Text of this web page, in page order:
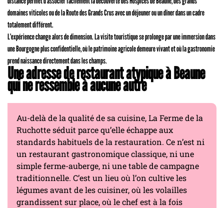
domaines viticoles ou de la Route des Grands Crus avec un déjeuner ou un dîner dans un cadre
totalement différent.
L’expérience change alors de dimension. La visite touristique se prolonge par une immersion dans
une Bourgogne plus confidentielle, où le patrimoine agricole demeure vivant et où la gastronomie
prend naissance directement dans les champs.
Une adresse de restaurant atypique à Beaune
qui ne ressemble à aucune autre
Au-delà de la qualité de sa cuisine, La Ferme de la
Ruchotte séduit parce qu’elle échappe aux
standards habituels de la restauration. Ce n’est ni
un restaurant gastronomique classique, ni une
simple ferme-auberge, ni une table de campagne
traditionnelle. C’est un lieu où l’on cultive les
légumes avant de les cuisiner, où les volailles
grandissent sur place, où le chef est à la fois